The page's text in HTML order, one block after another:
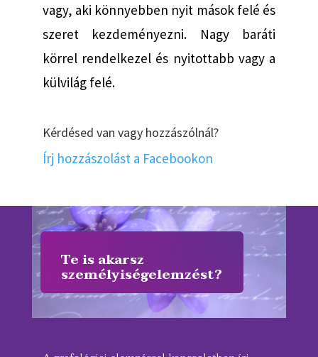
vagy, aki könnyebben nyit mások felé és
szeret kezdeményezni. Nagy baráti
körrel rendelkezel és nyitottabb vagy a
külvilág felé.
Kérdésed van vagy hozzászólnál?
Írj hozzászolást a Facebookon
Te is akarsz
személyiségelemzést?